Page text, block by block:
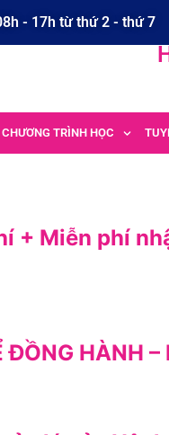
- 17h từ thứ 2 - thứ 7
CHƯƠNG TRÌNH HỌC
+ Miễn phí
ĐỒNG HÀNH